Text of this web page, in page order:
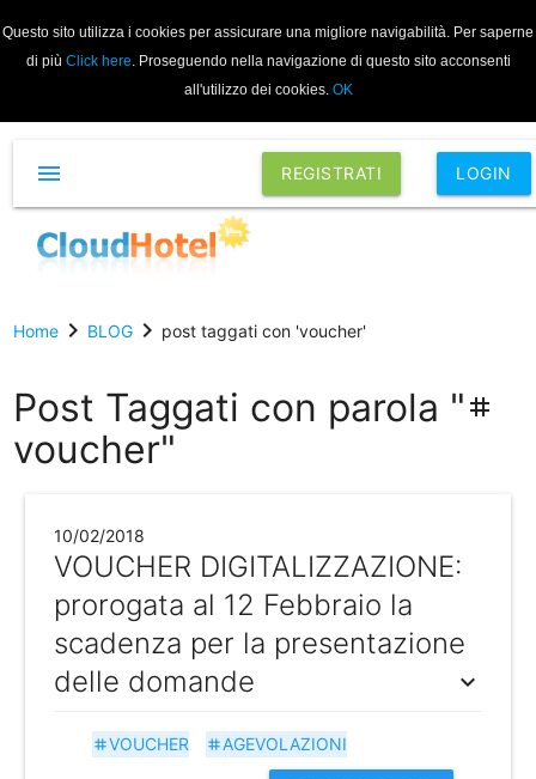
Questo sito utilizza i cookies per assicurare una migliore navigabilità. Per saperne
di più Click here. Proseguendo nella navigazione di questo sito acconsenti
all'utilizzo dei cookies. OK
REGISTRATI LOGIN
menu
Homechevron_right BLOGchevron_right post taggati con 'voucher'
Post Taggati con parola " tag
voucher"
10/02/2018
VOUCHER DIGITALIZZAZIONE:
prorogata al 12 Febbraio la
scadenza per la presentazione
delle domande
expand_more
tag AGEVOLAZIONI
tagVOUCHER